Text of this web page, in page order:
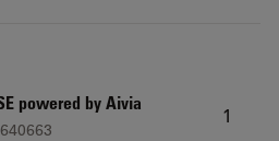
powered by Aivia
1